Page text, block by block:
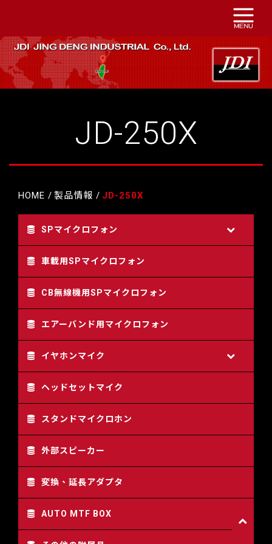
JD-250X
HOME 製品情報 JD-250X
SPマイクロフォン
車載用SPマイクロフォン
CB無線機用SPマイクロフォン
エアーバンド用マイクロフォン
イヤホンマイク
ヘッドセットマイク
スタンドマイクロホン
外部スピーカー
変換、延長アダプタ
AUTO MTF BOX